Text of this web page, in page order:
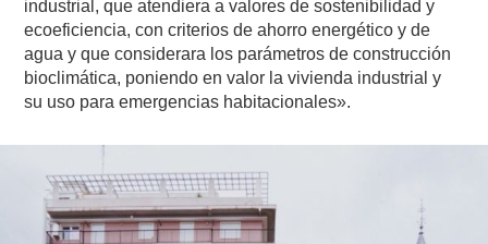
industrial, que atendiera a valores de sostenibilidad y
ecoeficiencia, con criterios de ahorro energético y de
agua y que considerara los parámetros de construcción
bioclimática, poniendo en valor la vivienda industrial y
su uso para emergencias habitacionales».